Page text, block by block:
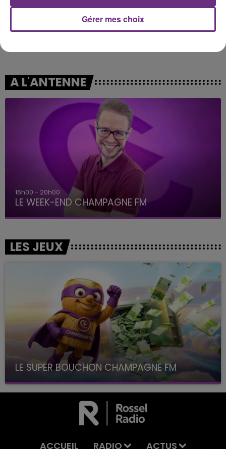
ARIANA GRANDE MAROON 5
A L'ANTENNE
7h00 - 12h00
LE WEEK-END CHAMPAGNE FM
LES JEUX
LE SUPER BOUCHON CHAMPAGNE FM
avec La Famille Champagne FM, à 8H10
ACCUEIL RADIO ACTUS
Gérer mes choix